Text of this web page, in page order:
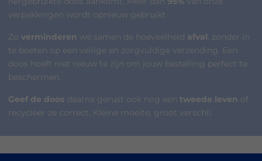
verpakkingen wordt opnieuw gebruikt.
Zo verminderen we samen de hoeveelheid afval, zonder in
te boeten op een veilige en zorgvuldige verzending. Een
doos hoeft niet nieuw te zijn om jouw bestelling perfect te
beschermen.
Geef de doos daarna gerust ook nog een tweede leven of
recycleer ze correct. Kleine moeite, groot verschil.